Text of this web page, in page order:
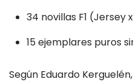
34 novillas F1 (Jersey
15 ejemplares puros
Según Eduardo